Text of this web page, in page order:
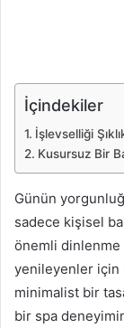
İçindekiler
İşlevselliği
Kusursuz Bir
Günün
sadece kişisel
önemli dinlenme
yenileyenler için
minimalist bir
bir spa